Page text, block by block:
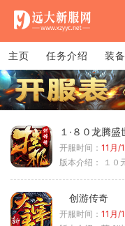
主页 任务介绍 装
１·８０龙腾盛
开服时间： 11月/
版本介绍：
１０
创游传奇
开服时间： 11月/